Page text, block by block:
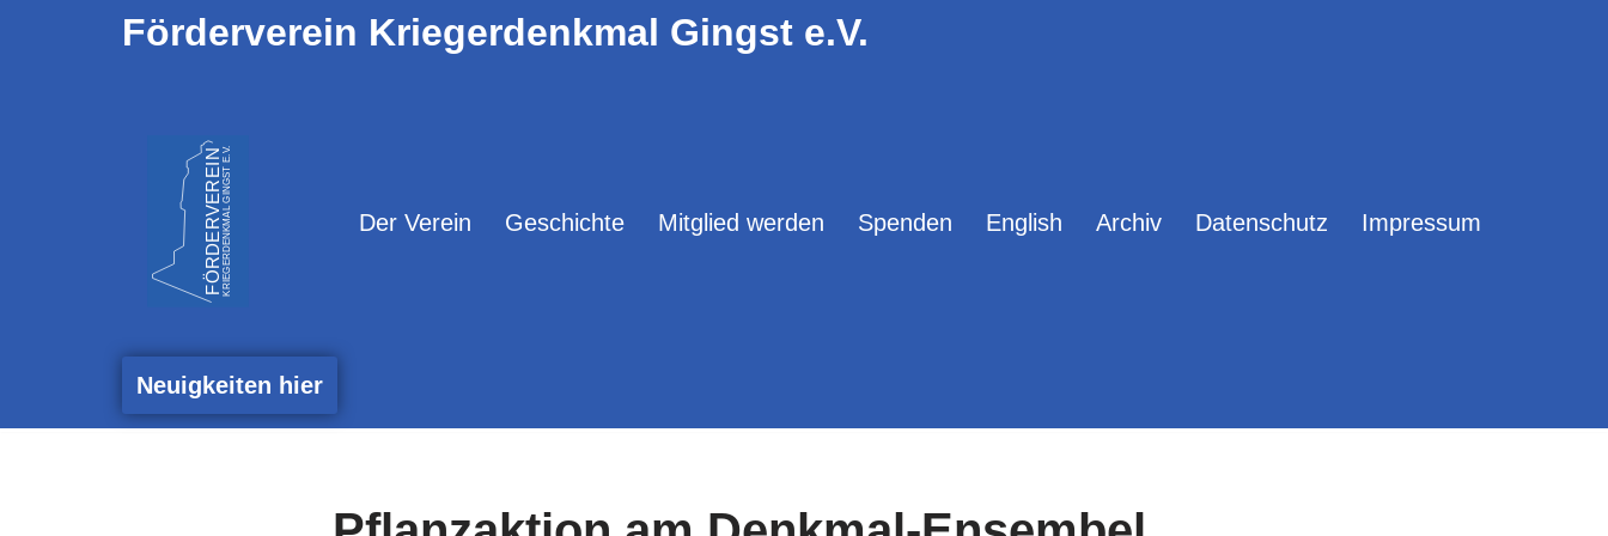
Förderverein Kriegerdenkmal Gingst e.V.
Der Verein Geschichte Mitglied werden Spenden English Archiv Datenschutz Impressum
Neuigkeiten hier